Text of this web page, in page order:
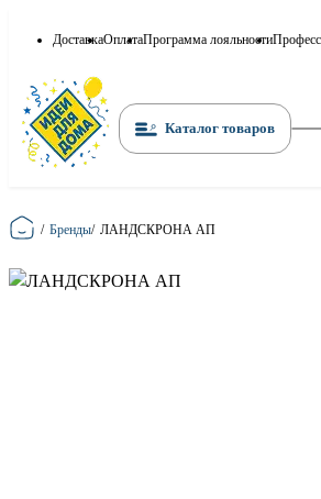
ДоставкаОплатаПрограмма лояльности
Каталог товаров
Главная
/ Бренды/ ЛАНДСКРОНА АП